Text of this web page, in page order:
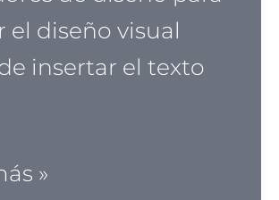
el diseño visual
insertar el texto
»